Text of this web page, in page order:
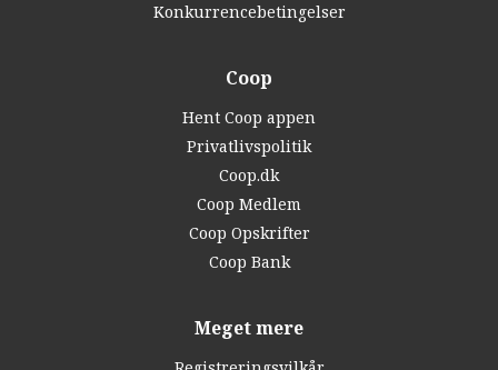
Konkurrencebetingelser
Coop
Hent Coop appen
Privatlivspolitik
Coop.dk
Coop Medlem
Coop Opskrifter
Coop Bank
Meget mere